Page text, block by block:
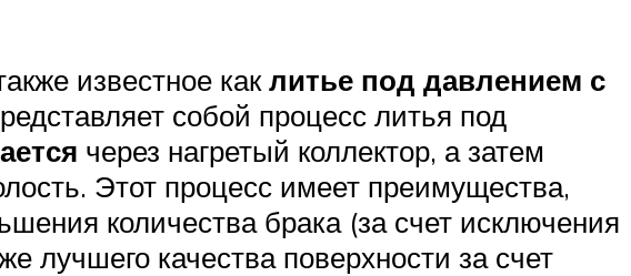
известное каклитье под давлением с
собой процесс литья под
через нагретый коллектор, а затем
Этот процесс имеет преимущества,
количества брака (за счет исключения
лучшего качества поверхности за счет